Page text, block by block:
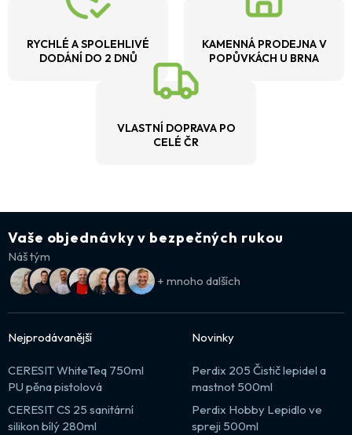
RYCHLÉ A SPOLEHLIVÉ
DODÁNÍ DO 2 DNŮ
KAMENNÁ PRODEJNA V
POPŮVKÁCH U BRNA
VLASTNÍ DOPRAVA PO
CELÉ ČR
Vaše objednávky v bezpečných rukou
Náš tým
+ mnoho dalších
Nejprodávanější
CERESIT WhiteTeq 750ml
PU pěna pistolová
CERESIT CS 25 sanitární
silikon bílý 280ml
Novinky
Perdix 205 Čistič lepidel a
mastnot 500ml
Perdix Hobby Lepidlo ve
spreji 500ml